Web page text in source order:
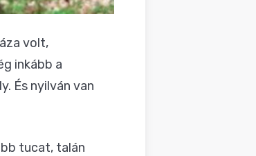
volt,
inkább a
És nyilván van
tucat, talán